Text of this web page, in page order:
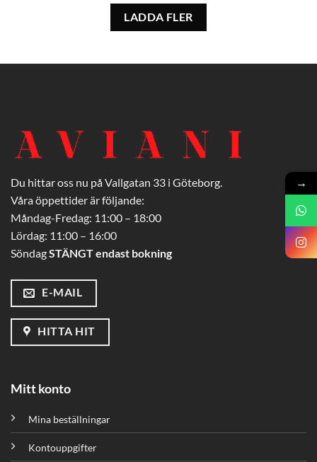
LADDA FLER
Du hittar oss nu på Vallgatan 33 i Göteborg.
Våra öppettider är följande:
Måndag-Fredag: 11:00 – 18:00
Lördag: 11:00 – 16:00
SöndagSTÄNGT endast bokning
E-MAIL
HITTA HIT
Mitt konto
Mina beställningar
Kontouppgifter
→